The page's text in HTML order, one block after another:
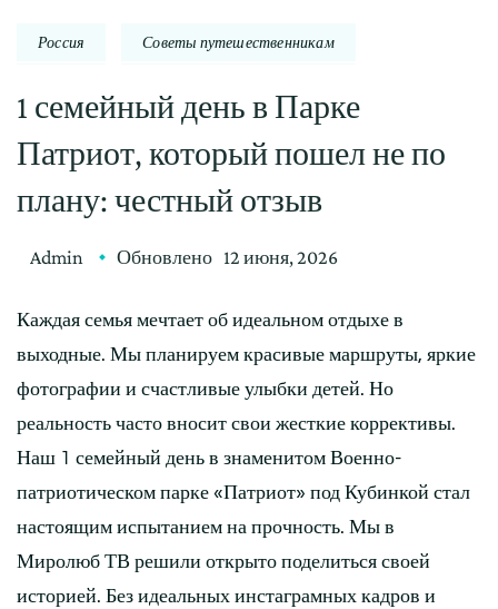
Россия Советы путешественникам
1 семейный день в Парке
Патриот, который пошел не по
плану: честный отзыв
Admin Обновлено 12 июня, 2026
Каждая семья мечтает об идеальном отдыхе в
выходные. Мы планируем красивые маршруты, яркие
фотографии и счастливые улыбки детей. Но
реальность часто вносит свои жесткие коррективы.
Наш 1 семейный день в знаменитом Военно-
патриотическом парке «Патриот» под Кубинкой стал
настоящим испытанием на прочность. Мы в
Миролюб ТВ решили открыто поделиться своей
историей. Без идеальных инстаграмных кадров и